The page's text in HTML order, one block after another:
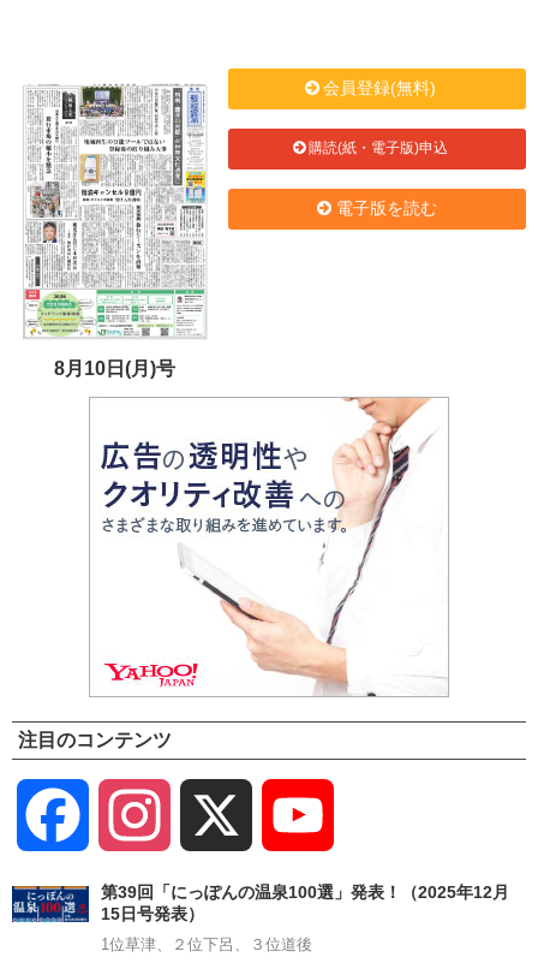
8月10日(月)号
会員登録(無料)
購読(紙・電子版)申込
電子版を読む
注目のコンテンツ
Facebook Instagram
Channel
第39回「にっぽんの温泉100選」発表！（2025年12月
15日号発表）
1位草津、２位下呂、３位道後